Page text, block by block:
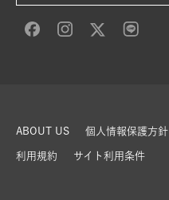
ABOUT US 個人情報保護方針
利用規約 サイト利用条件